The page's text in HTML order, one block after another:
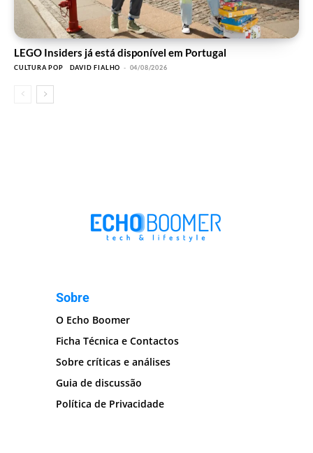
LEGO Insiders já está disponível em Portugal
CULTURA POP DAVID FIALHO - 04/08/2026
Sobre
O Echo Boomer
Ficha Técnica e Contactos
Sobre críticas e análises
Guia de discussão
Política de Privacidade